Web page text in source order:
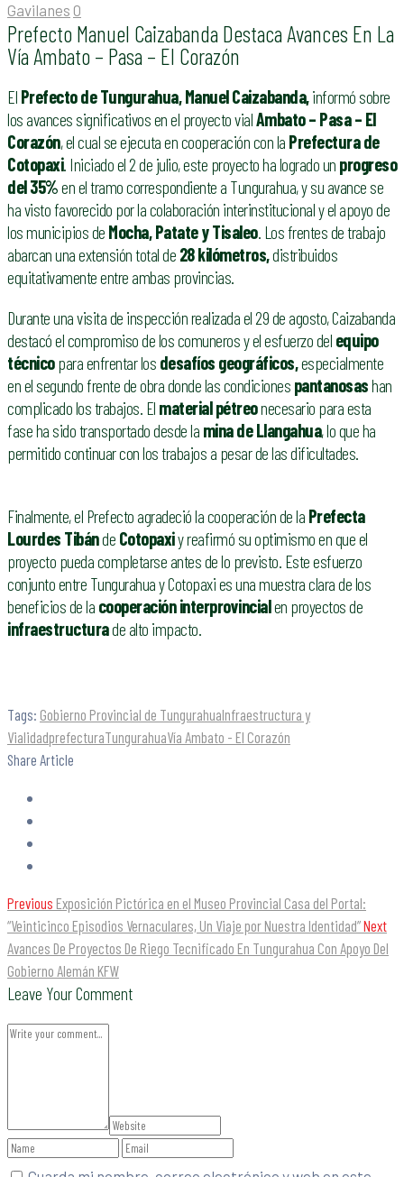
Gavilanes 0
Prefecto Manuel Caizabanda Destaca Avances En La
Vía Ambato – Pasa – El Corazón
El Prefecto de Tungurahua, Manuel Caizabanda,informó sobre
los avances significativos en el proyecto vialAmbato – Pasa – El
Corazón, el cual se ejecuta en cooperación con la Prefectura de
Cotopaxi. Iniciado el 2 de julio, este proyecto ha logrado un progreso
del 35%en el tramo correspondiente a Tungurahua, y su avance se
ha visto favorecido por la colaboración interinstitucional y el apoyo de
los municipios de Mocha, Patate y Tisaleo. Los frentes de trabajo
abarcan una extensión total de 28 kilómetros,distribuidos
equitativamente entre ambas provincias.
Durante una visita de inspección realizada el 29 de agosto, Caizabanda
destacó el compromiso de los comuneros y el esfuerzo del equipo
técnicopara enfrentar los desafíos geográficos,especialmente
en el segundo frente de obra donde las condiciones pantanosashan
complicado los trabajos. El material pétreonecesario para esta
fase ha sido transportado desde la mina de Llangahua, lo que ha
permitido continuar con los trabajos a pesar de las dificultades.
Finalmente, el Prefecto agradeció la cooperación de la Prefecta
Lourdes Tibánde Cotopaxiy reafirmó su optimismo en que el
proyecto pueda completarse antes de lo previsto. Este esfuerzo
conjunto entre Tungurahua y Cotopaxi es una muestra clara de los
beneficios de la cooperación interprovincialen proyectos de
infraestructurade alto impacto.
Tags: Gobierno Provincial de TungurahuaInfraestructura y
VialidadprefecturaTungurahuaVía Ambato - El Corazón
Share Article
Previous Exposición Pictórica en el Museo Provincial Casa del Portal:
“Veinticinco Episodios Vernaculares, Un Viaje por Nuestra Identidad”Next
Avances De Proyectos De Riego Tecnificado En Tungurahua Con Apoyo Del
Gobierno Alemán KFW
Leave Your Comment